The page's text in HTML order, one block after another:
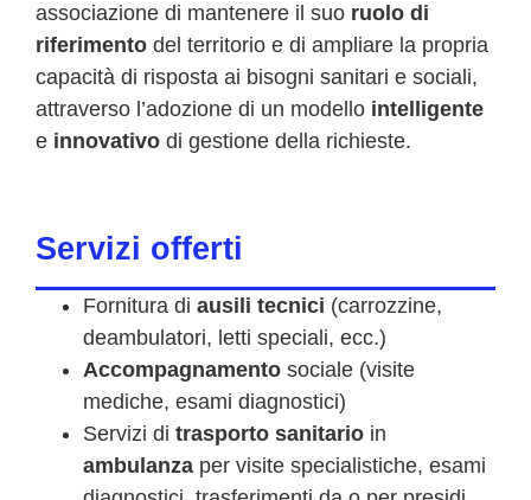
associazione di mantenere il suo ruolo di
riferimento del territorio e di ampliare la propria
capacità di risposta ai bisogni sanitari e sociali,
attraverso l’adozione di un modello intelligente
e innovativo di gestione della richieste.
Servizi offerti
Fornitura di ausili tecnici (carrozzine,
deambulatori, letti speciali, ecc.)
Accompagnamento sociale (visite
mediche, esami diagnostici)
Servizi di trasporto sanitario in
ambulanza per visite specialistiche, esami